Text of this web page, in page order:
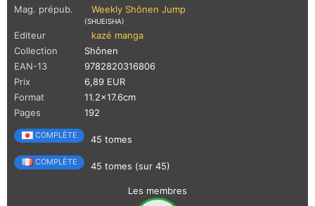
Mag. prépub.
Weekly Shônen Jump
(SHUEISHA)
Editeur
kazé manga
Collection
Shônen
EAN-13
9782820316806
Prix
6,89 EUR
Format
11.2x17.6cm
Pages
192
COMPLÈTE 45 tomes
COMPLÈTE 45 tomes (sur 45)
Les membres